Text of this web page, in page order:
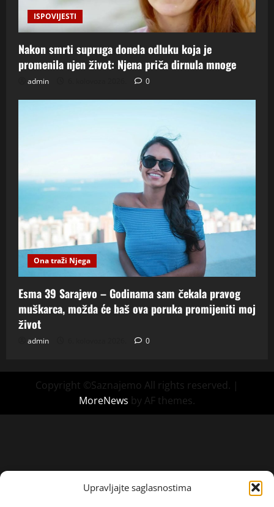
Upravljajte saglasnostima
ISPOVIJESTI
Nakon smrti supruga donela odluku koja je
promenila njen život: Njena priča dirnula mnoge
admin 0
Ona traži Njega
Esma 39 Sarajevo – Godinama sam čekala pravog
muškarca, možda će baš ova poruka promijeniti moj
život
admin 0
Copyright ©Saznajemo All rights reserved. |
MoreNews by AF themes.